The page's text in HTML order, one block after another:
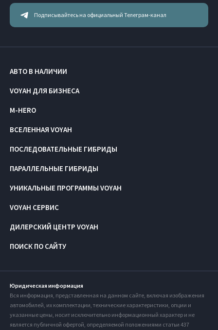
Подписывайтесь на официальный Телеграм-канал
АВТО В НАЛИЧИИ
VOYAH ДЛЯ БИЗНЕСА
M-HERO
ПОИСК ПО САЙТУ
ВСЕЛЕННАЯ VOYAH
ПОСЛЕДОВАТЕЛЬНЫЕ ГИБРИДЫ
ПАРАЛЛЕЛЬНЫЕ ГИБРИДЫ
УНИКАЛЬНЫЕ ПРОГРАММЫ VOYAH
VOYAH СЕРВИС
ДИЛЕРСКИЙ ЦЕНТР VOYAH
Юридическая информация
Вся информация, представленная на данном сайте, включая изображения
автомобилей, их комплектации, технические характеристики, опции и
указанные цены, носит исключительно информационный характер и не
является публичной офертой, определяемой положениями статьи 437